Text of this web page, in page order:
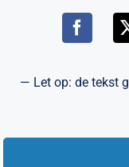
— Let op: de tekst